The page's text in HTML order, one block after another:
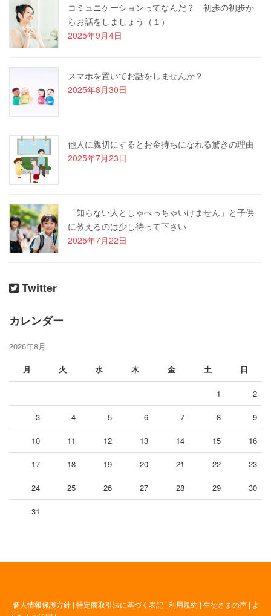
コミュニケーションってなんだ？ 初歩の初歩か
らお話をしましょう（１）
2025年9月4日
スマホを置いてお話をしませんか？
2025年8月30日
他人に親切にするとお金持ちになれる驚きの理由
2025年7月23日
「知らない人としゃべっちゃいけません」と子供
に教えるのは少し待って下さい
2025年7月22日
Twitter
カレンダー
2026年8月
月
火 水 木 金 土 日
1 2
3 4 5 6 7 8 9
10 11 12 13 14 15 16
17 18 19 20 21 22 23
24 25 26 27 28 29 30
31
| 個人情報保護方針 | 特定商取引法に基づく表記 | 利用規約 | 生徒さまの声 | よ